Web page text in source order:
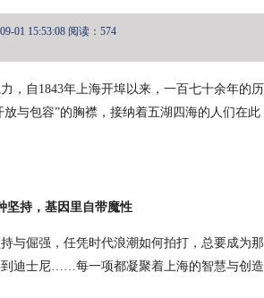
01 15:53:08 阅读：574
自1843年上海开埠以来，一百七十余年的历
与包容”的胸襟，接纳着五湖四海的人们在此
持，基因里自带魔性
倔强，任凭时代浪潮如何拍打，总要成为那
迪士尼……每一项都凝聚着上海的智慧与创造